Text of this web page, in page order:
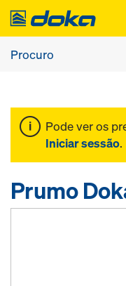
Pode ver os
Iniciar sessão.
Prumo